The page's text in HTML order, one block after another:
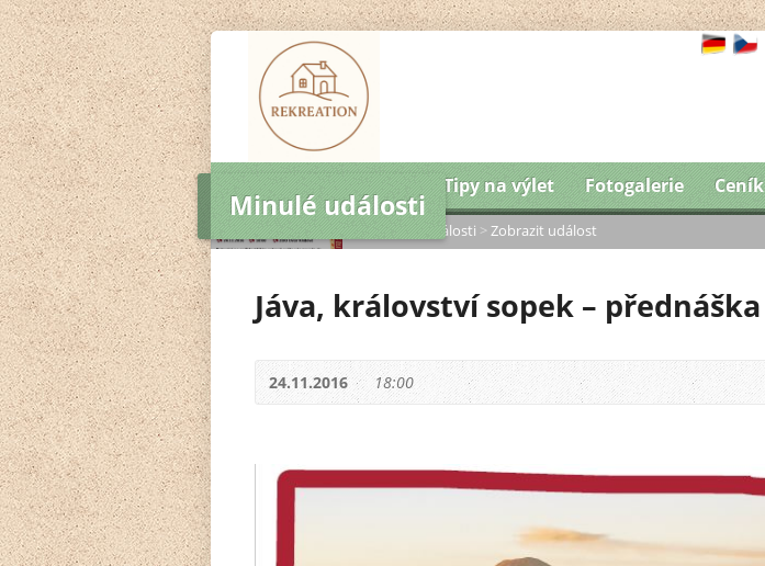
Tipy na výlet Fotogalerie Ceník
Minulé události
Minulé události > Zobrazit událost
Jáva, království sopek – přednáška
24.11.2016 18:00